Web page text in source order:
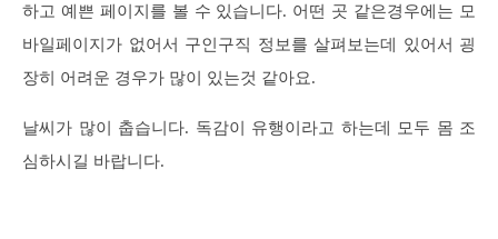
하고 예쁜 페이지를 볼 수 있습니다. 어떤 곳 같은경우에는 모
바일페이지가 없어서 구인구직 정보를 살펴보는데 있어서 굉
장히 어려운 경우가 많이 있는것 같아요.
날씨가 많이 춥습니다. 독감이 유행이라고 하는데 모두 몸 조
심하시길 바랍니다.